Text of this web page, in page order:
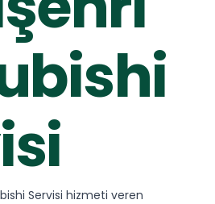
Servisi hizmeti veren